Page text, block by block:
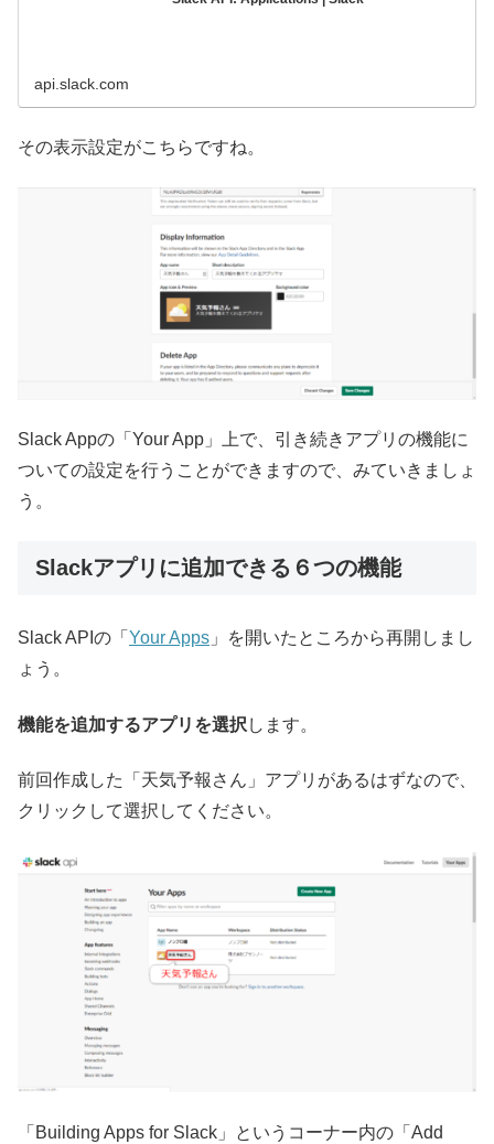
api.slack.com
その表示設定がこちらですね。
Slack Appの「Your App」上で、引き続きアプリの機能に
ついての設定を行うことができますので、みていきましょ
う。
Slackアプリに追加できる６つの機能
Slack APIの「 Your Apps 」を開いたところから再開しまし
ょう。
機能を追加するアプリを選択 します。
前回作成した「天気予報さん」アプリがあるはずなので、
クリックして選択してください。
「Building Apps for Slack」というコーナー内の「Add